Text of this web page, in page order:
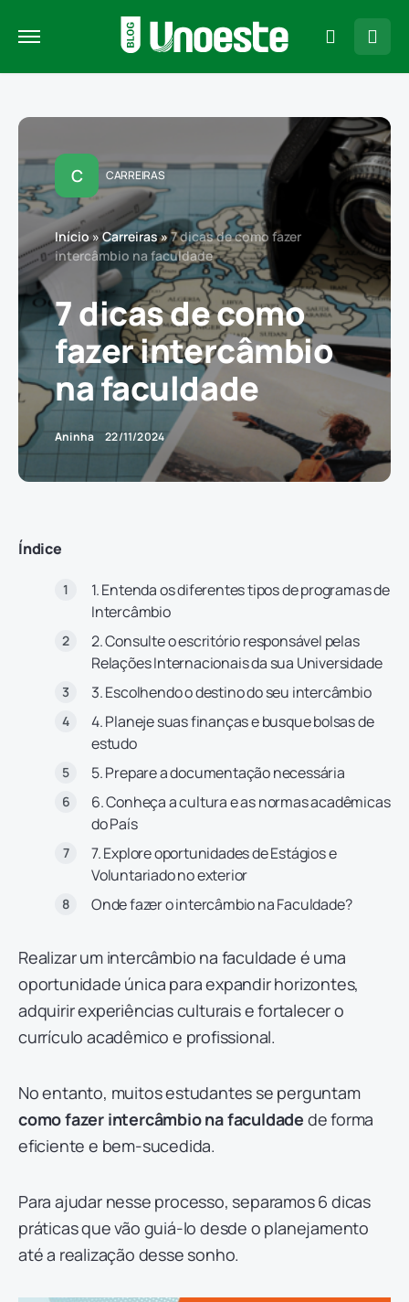
C CARREIRAS
Início»Carreiras»7 dicas de como fazer
intercâmbio na faculdade
7 dicas de como
fazer intercâmbio
na faculdade
Aninha 22/11/2024
Índice
1. Entenda os diferentes tipos de programas de
Intercâmbio
2. Consulte o escritório responsável pelas
Relações Internacionais da sua Universidade
3. Escolhendo o destino do seu intercâmbio
4. Planeje suas finanças e busque bolsas de
estudo
5. Prepare a documentação necessária
6. Conheça a cultura e as normas acadêmicas
do País
7. Explore oportunidades de Estágios e
Voluntariado no exterior
Onde fazer o intercâmbio na Faculdade?
Realizar um intercâmbio na faculdade é uma
oportunidade única para expandir horizontes,
adquirir experiências culturais e fortalecer o
currículo acadêmico e profissional.
No entanto, muitos estudantes se perguntam
como fazer intercâmbio na faculdade de forma
eficiente e bem-sucedida.
Para ajudar nesse processo, separamos 6 dicas
práticas que vão guiá-lo desde o planejamento
até a realização desse sonho.